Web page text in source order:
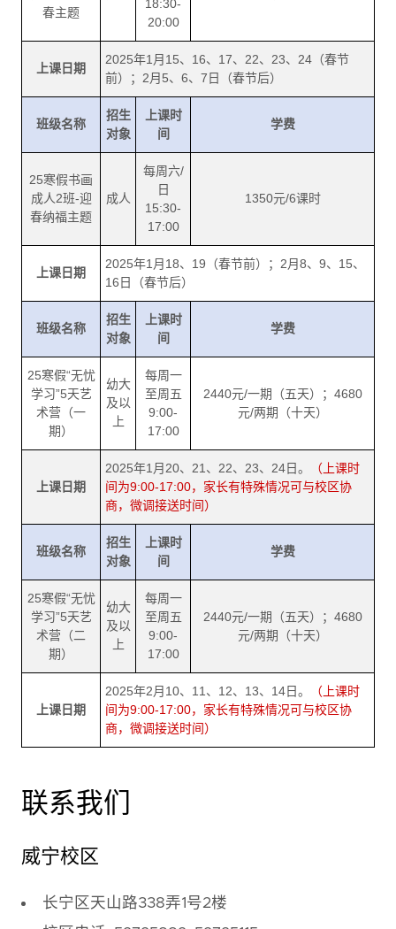
春主题
18:30-
20:00
上课日期
2025年1月15、16、17、22、23、24（春节
前）；2月5、6、7日（春节后）
班级名称
招生
对象
上课时
间
学费
25寒假书画
成人2班-迎
春纳福主题
成人
每周六/
日
15:30-
17:00
1350元/6课时
上课日期
2025年1月18、19（春节前）；2月8、9、15、
16日（春节后）
班级名称
招生
对象
上课时
间
学费
25寒假“无忧
学习”5天艺
术营（一
期）
幼大
及以
上
每周一
至周五
9:00-
17:00
2440元/一期（五天）；4680
元/两期（十天）
上课日期
2025年1月20、21、22、23、24日。
（上课时
间为9:00-17:00，家长有特殊情况可与校区协
商，微调接送时间）
班级名称
招生
对象
上课时
间
学费
25寒假“无忧
学习”5天艺
术营（二
期）
幼大
及以
上
每周一
至周五
9:00-
17:00
2440元/一期（五天）；4680
元/两期（十天）
上课日期
2025年2月10、11、12、13、14日。
（上课时
间为9:00-17:00，家长有特殊情况可与校区协
商，微调接送时间）
联系我们
威宁校区
长宁区天山路338弄1号2楼